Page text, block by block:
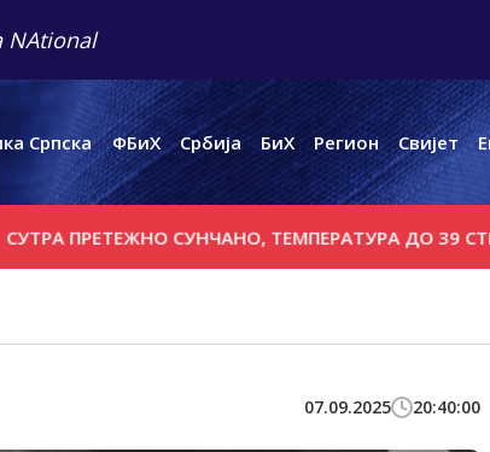
NAtional
Српска ФБиХ Србија БиХ Регион Свијет
ПРЕТЕЖНО СУНЧАНО, ТЕМПЕРАТУРА ДО 39
07.09.2025 20:40:00